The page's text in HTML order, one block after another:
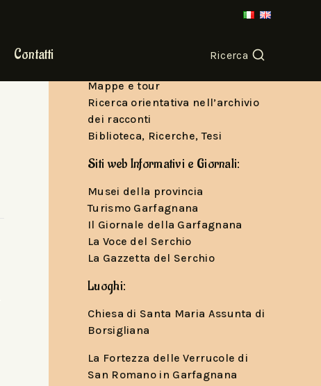
Contatti Ricerca
Per seguirci e conoscere le nostre
Mappe e tour
Ricerca orientativa nell’archivio
dei racconti
Biblioteca, Ricerche, Tesi
Siti web Informativi e Giornali:
Musei della provincia
Turismo Garfagnana
Il Giornale della Garfagnana
La Voce del Serchio
La Gazzetta del Serchio
Luoghi:
Chiesa di Santa Maria Assunta di
Borsigliana
La Fortezza delle Verrucole di
San Romano in Garfagnana